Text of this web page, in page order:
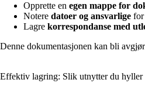
Opprette en egen mappe for
Notere datoer og ansvarlige for
Lagre korrespondanse med
Denne dokumentasjonen kan bli
Effektiv lagring: Slik utnytter du hyller